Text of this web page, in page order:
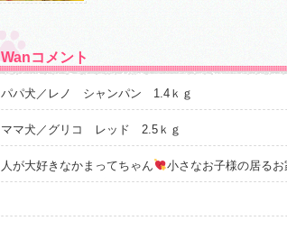
Wanコメント
パパ犬／レノ シャンパン 1.4ｋｇ
ママ犬／グリコ レッド 2.5ｋｇ
人が大好きなかまってちゃん 小さなお子様の居る